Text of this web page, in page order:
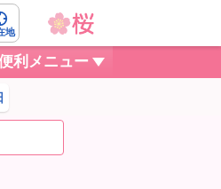
地
利メニュー